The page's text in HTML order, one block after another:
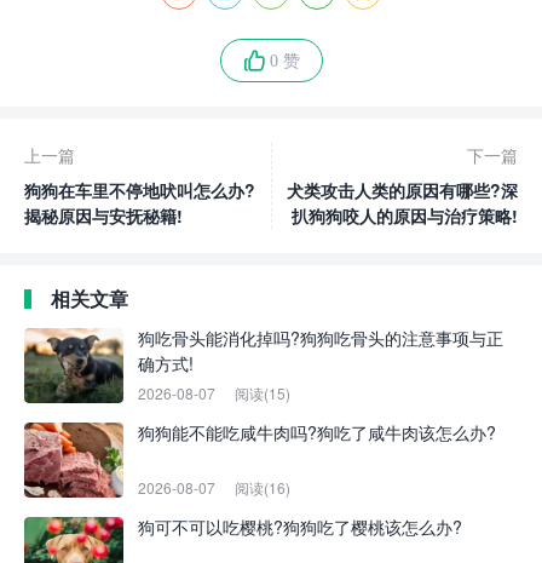
0 赞
上一篇
狗狗在车里不停地吠叫怎么办?
揭秘原因与安抚秘籍!
下一篇
犬类攻击人类的原因有哪些?深
扒狗狗咬人的原因与治疗策略!
相关文章
狗吃骨头能消化掉吗?狗狗吃骨头的注意事项与正
确方式!
2026-08-07 阅读(15)
狗狗能不能吃咸牛肉吗?狗吃了咸牛肉该怎么办?
2026-08-07 阅读(16)
狗可不可以吃樱桃?狗狗吃了樱桃该怎么办?